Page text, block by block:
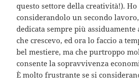
questo settore della creatività!).
considerandolo un secondo
dedicata sempre più assiduamente
che crescevo, ed ora lo faccio a
bel mestiere, ma che purtroppo
consente la sopravvivenza
È molto frustrante se si